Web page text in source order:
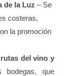
de la Luz – Se
costeras,
la promoción
rutas del vino y
bodegas, que